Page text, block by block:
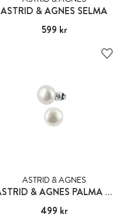
ASTRID & AGNES SELMA
Pris:599 kr
599 kr
ASTRID & AGNES
ASTRID & AGNES PALMA STUD 10MM
Pris:499 kr
499 kr